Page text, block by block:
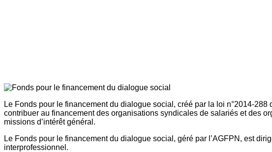
Le Fonds pour le financement du dialogue social, créé par la loi n°2014-
contribuer au financement des organisations syndicales de salariés et des
missions d’intérêt général.
Le Fonds pour le financement du dialogue social, géré par l’AGFPN, est
interprofessionnel.